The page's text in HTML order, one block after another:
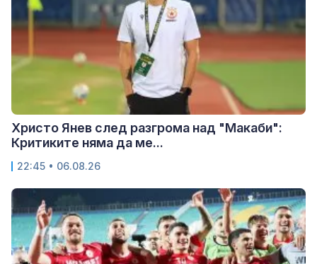
Христо Янев след разгрома над "Макаби":
Критиките няма да ме...
22:45 • 06.08.26